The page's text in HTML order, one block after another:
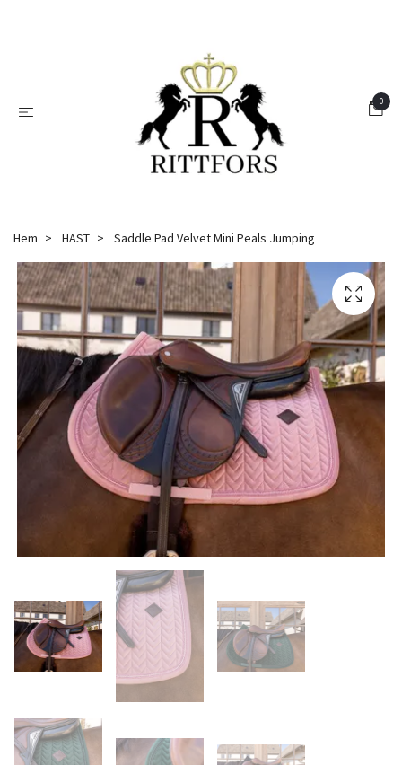
0
Hem HÄST Saddle Pad Velvet Mini Peals Jumping